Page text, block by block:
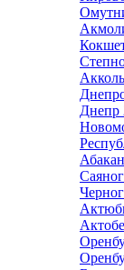
Акколь
Днепр
Абакан
Актобе